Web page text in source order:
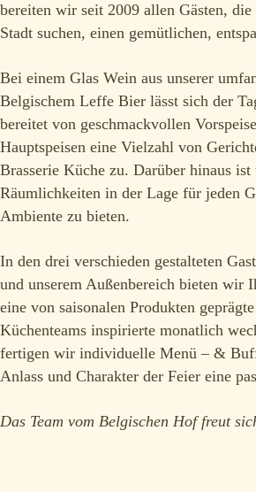
bereiten wir seit 2009 allen Gästen,
Stadt suchen, einen gemütlichen,
Bei einem Glas Wein aus unserer
Belgischem Leffe Bier lässt sich der
bereitet von geschmackvollen
Hauptspeisen eine Vielzahl von
Brasserie Küche zu. Darüber hinaus
Räumlichkeiten in der Lage für jeden
Ambiente zu bieten.
In den drei verschieden gestalteten
und unserem Außenbereich bieten wir
eine von saisonalen Produkten
Küchenteams inspirierte monatlich
fertigen wir individuelle Menü – &
Anlass und Charakter der Feier eine
Das Team vom Belgischen Hof freut